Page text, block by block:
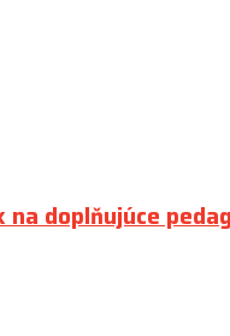
doplňujúce